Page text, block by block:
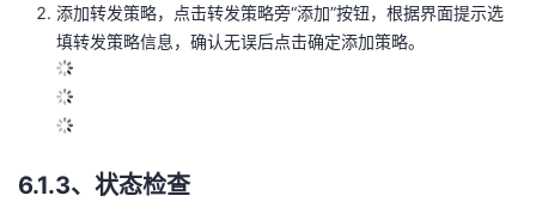
添加转发策略，点击转发策略旁“添加”按钮，根据界面提示选
填转发策略信息，确认无误后点击确定添加策略。
6.1.3、状态检查